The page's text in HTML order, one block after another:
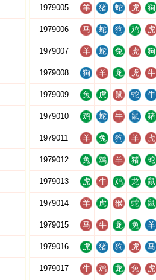
1979005 羊 猪 蛇 虎 狗
1979006 马 蛇 狗 鸡 虎
1979007 羊 蛇 兔 虎 狗
1979008 狗 羊 龙 虎 牛
1979009 兔 虎 鼠 蛇 牛
1979010 鸡 蛇 牛 鼠 猪
1979011 羊 兔 狗 羊 虎
1979012 兔 鸡 羊 猪 蛇
1979013 虎 牛 鸡 龙 鼠
1979014 羊 虎 猴 蛇 鼠
1979015 马 牛 龙 兔 羊
1979016 虎 猪 狗 虎 马
1979017 牛 鸡 龙 兔 虎